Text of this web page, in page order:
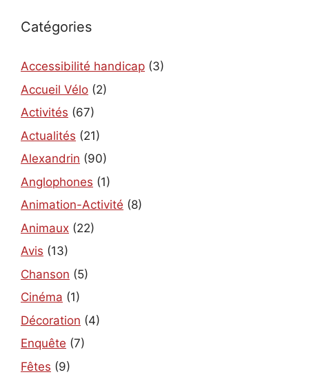
Catégories
Accessibilité handicap (3)
Accueil Vélo (2)
Activités (67)
Actualités (21)
Alexandrin (90)
Anglophones (1)
Animation-Activité (8)
Animaux (22)
Avis (13)
Chanson (5)
Cinéma (1)
Décoration (4)
Enquête (7)
Fêtes (9)